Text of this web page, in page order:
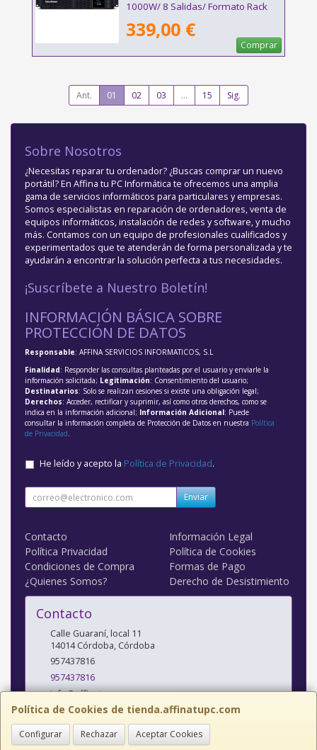
1000W/ 8 Salidas/ Formato Rack
339,00 €
Comprar
Ant. 01 02 03 ... 15 Sig.
Política de Cookies de tienda.affinatupc.com
Configurar Rechazar Aceptar Cookies
Sobre Nosotros
¿Necesitas reparar tu ordenador? ¿Buscas comprar un nuevo
portátil? En Affina tu PC Informática te ofrecemos una amplia
gama de servicios informáticos para particulares y empresas.
Somos especialistas en reparación de ordenadores, venta de
equipos informáticos, instalación de redes y software, y mucho
más. Contamos con un equipo de profesionales cualificados y
experimentados que te atenderán de forma personalizada y te
ayudarán a encontrar la solución perfecta a tus necesidades.
¡Suscríbete a Nuestro Boletín!
INFORMACIÓN BÁSICA SOBRE
PROTECCIÓN DE DATOS
Responsable: AFFINA SERVICIOS INFORMATICOS, S.L
Finalidad: Responder las consultas planteadas por el usuario y enviarle la
información solicitada; Legitimación: Consentimiento del usuario;
Destinatarios: Solo se realizan cesiones si existe una obligación legal;
Derechos: Acceder, rectificar y suprimir, así como otros derechos, como se
indica en la información adicional; Información Adicional: Puede
consultar la información completa de Protección de Datos en nuestra Política
de Privacidad.
He leído y acepto la Política de Privacidad.
Enviar
Contacto
Información Legal
Política Privacidad
Política de Cookies
Condiciones de Compra
Formas de Pago
¿Quienes Somos?
Derecho de Desistimiento
Contacto
Calle Guaraní, local 11
14014 Córdoba, Córdoba
957437816
957437816
info@affinatupc.com
Horario